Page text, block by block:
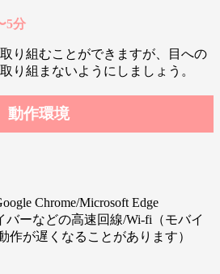
5分
り組むことができますが、目への
り組まないようにしましょう。
動作環境
Chrome/Microsoft Edge
ーなどの高速回線/Wi-fi（モバイ
作が遅くなることがあります）